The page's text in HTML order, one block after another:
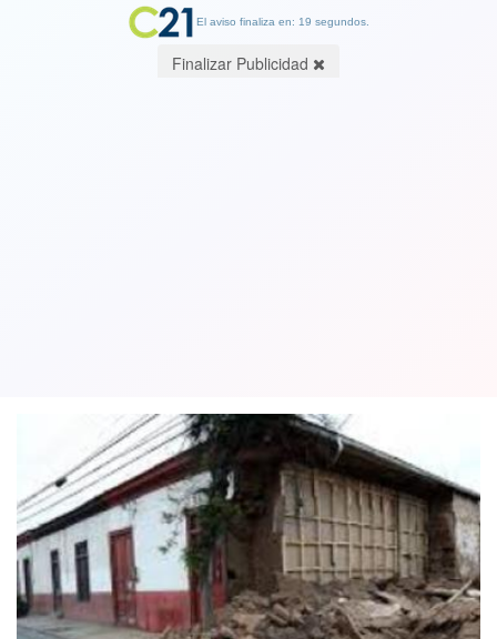
El aviso finaliza en: 19 segundos.
Finalizar Publicidad